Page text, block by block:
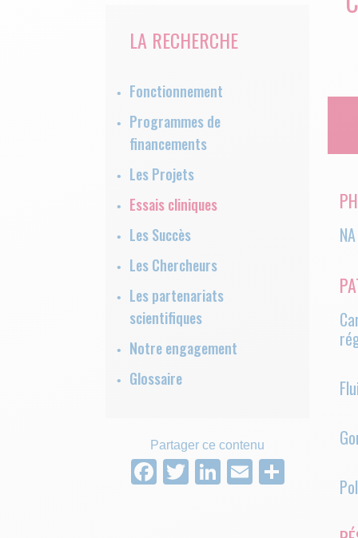
LA RECHERCHE
Fonctionnement
Programmes de
financements
Les Projets
Essais cliniques
Les Succès
Les Chercheurs
Les partenariats
scientifiques
Notre engagement
Glossaire
Partager ce contenu
Facebook
Twitter
LinkedIn
Email
NA